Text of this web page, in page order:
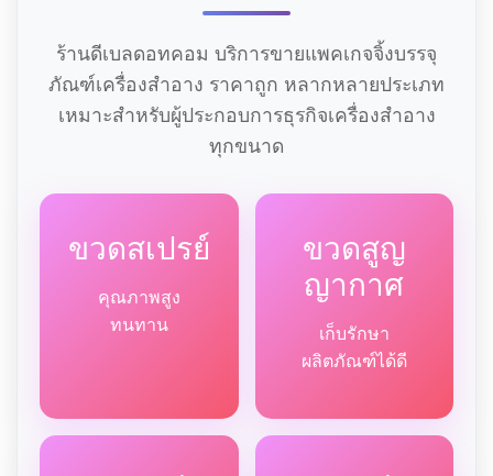
ร้านดีเบลดอทคอม บริการขายแพคเกจจิ้งบรรจุ
ภัณฑ์เครื่องสำอาง ราคาถูก หลากหลายประเภท
เหมาะสำหรับผู้ประกอบการธุรกิจเครื่องสำอาง
ทุกขนาด
ขวดสเปรย์
คุณภาพสูง
ทนทาน
ขวดสูญ
ญากาศ
เก็บรักษา
ผลิตภัณฑ์ได้ดี